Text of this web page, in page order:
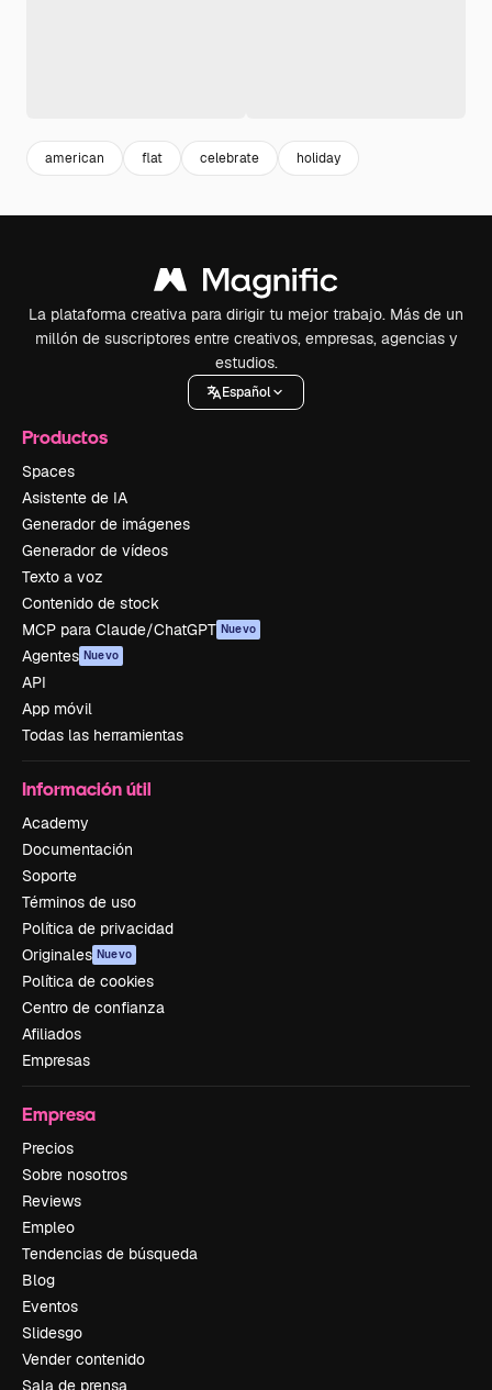
american flat celebrate holiday
La plataforma creativa para dirigir tu mejor trabajo. Más de un
millón de suscriptores entre creativos, empresas, agencias y
estudios.
Español
Productos
Spaces
Asistente de IA
Generador de imágenes
Generador de vídeos
Texto a voz
Contenido de stock
MCP para Claude/ChatGPT Nuevo
Agentes Nuevo
API
App móvil
Todas las herramientas
Información útil
Academy
Documentación
Soporte
Términos de uso
Política de privacidad
Originales Nuevo
Política de cookies
Centro de confianza
Afiliados
Empresas
Empresa
Precios
Sobre nosotros
Reviews
Empleo
Tendencias de búsqueda
Blog
Eventos
Slidesgo
Vender contenido
Sala de prensa